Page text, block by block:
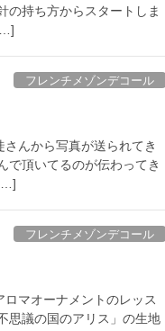
の持ち方からスタートしま
フレンチメゾンデコール
んから写真が送られてき
で頂いてるのが伝わってき
フレンチメゾンデコール
マオーナメントのレッス
思議の国のアリス」の生地